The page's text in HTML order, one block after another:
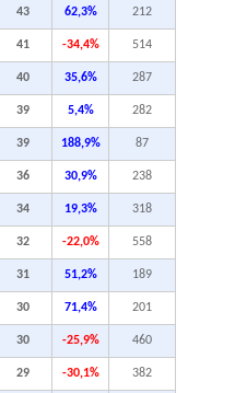
43 62,3% 212
41 -34,4% 514
40 35,6% 287
39 5,4% 282
39 188,9% 87
36 30,9% 238
34 19,3% 318
32 -22,0% 558
31 51,2% 189
30 71,4% 201
30 -25,9% 460
29 -30,1% 382